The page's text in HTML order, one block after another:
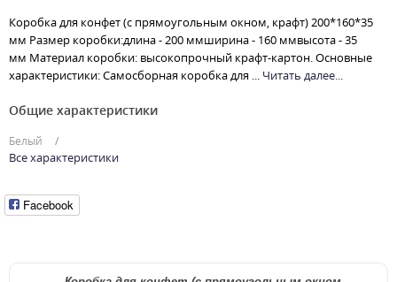
Коробка для конфет (c прямоугольным окном, крафт) 200*160*35
мм Размер коробки:длина - 200 ммширина - 160 ммвысота - 35
мм Материал коробки: высокопрочный крафт-картон. Основные
характеристики: Самосборная коробка для ... Читать далее...
Общие характеристики
Белый
Все характеристики
Facebook